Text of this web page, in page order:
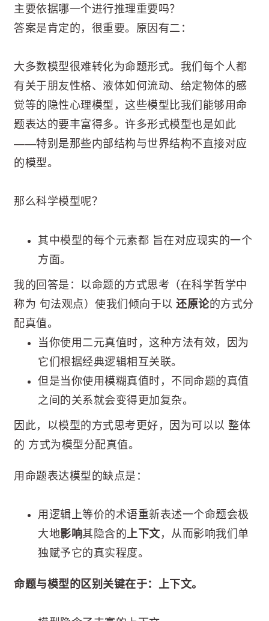
主要依据哪一个进行推理重要吗？
答案是肯定的，很重要。原因有二：
大多数模型很难转化为命题形式。我们每个人都
有关于朋友性格、液体如何流动、给定物体的感
觉等的隐性心理模型，这些模型比我们能够用命
题表达的要丰富得多。许多形式模型也是如此
——特别是那些内部结构与世界结构不直接对应
的模型。
那么科学模型呢？
其中模型的每个元素都 旨在对应现实的一个
方面。
我的回答是：以命题的方式思考（在科学哲学中
称为 句法观点）使我们倾向于以 还原论的方式分
配真值。
当你使用二元真值时，这种方法有效，因为
它们根据经典逻辑相互关联。
但是当你使用模糊真值时，不同命题的真值
之间的关系就会变得更加复杂。
因此，以模型的方式思考更好，因为可以以 整体
的 方式为模型分配真值。
用命题表达模型的缺点是：
用逻辑上等价的术语重新表述一个命题会极
大地影响其隐含的上下文，从而影响我们单
独赋予它的真实程度。
命题与模型的区别关键在于：上下文。